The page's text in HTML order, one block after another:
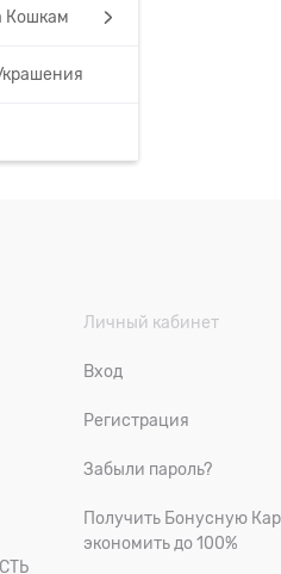
Кошкам
Личный кабинет
Вход
Регистрация
Забыли пароль?
Получить Бонусную
экономить до 100%